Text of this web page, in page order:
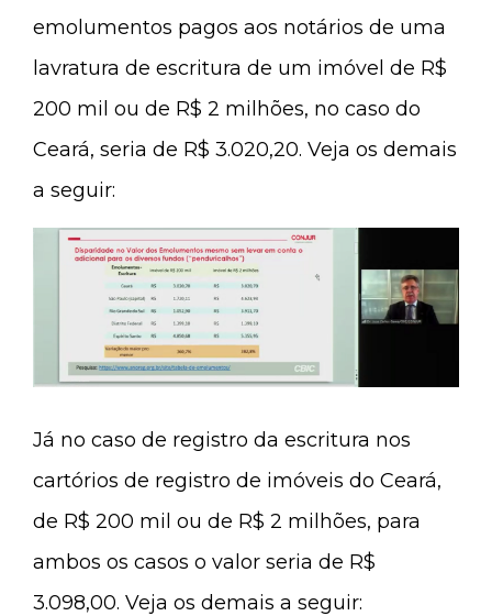
emolumentos pagos aos notários de uma
lavratura de escritura de um imóvel de R$
200 mil ou de R$ 2 milhões, no caso do
Ceará, seria de R$ 3.020,20. Veja os demais
a seguir:
Já no caso de registro da escritura nos
cartórios de registro de imóveis do Ceará,
de R$ 200 mil ou de R$ 2 milhões, para
ambos os casos o valor seria de R$
3.098,00. Veja os demais a seguir: